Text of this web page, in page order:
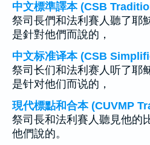
中文標準譯本 (CSB
祭司長們和法利賽人聽了耶
是針對他們而說的，
中文标准译本 (CSB
祭司长们和法利赛人听了耶
是针对他们而说的，
現代標點和合本 (CUVMP
祭司長和法利賽人聽見他的
他們說的。